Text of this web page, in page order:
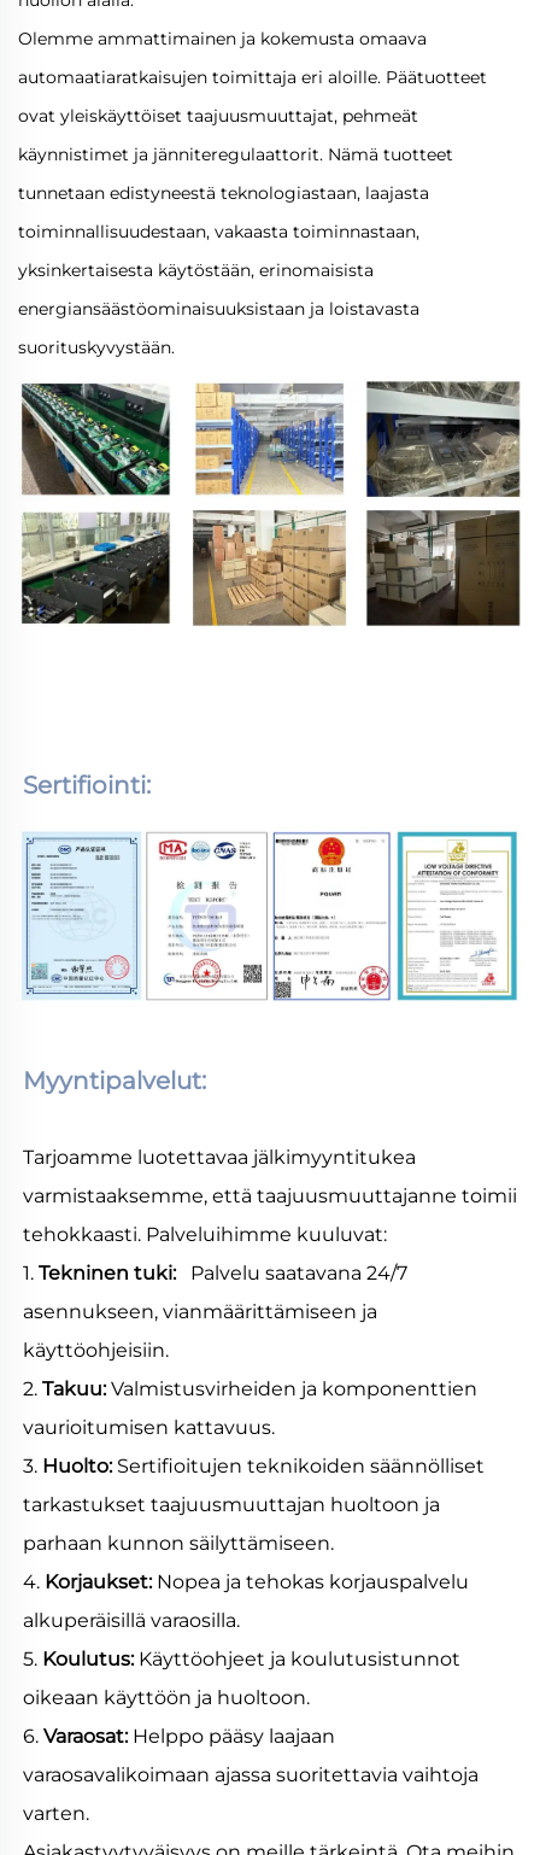
Olemme ammattimainen ja kokemusta omaava
automaatiaratkaisujen toimittaja eri aloille. Päätuotteet
ovat yleiskäyttöiset taajuusmuuttajat, pehmeät
käynnistimet ja jänniteregulaattorit. Nämä tuotteet
tunnetaan edistyneestä teknologiastaan, laajasta
toiminnallisuudestaan, vakaasta toiminnastaan,
yksinkertaisesta käytöstään, erinomaisista
energiansäästöominaisuuksistaan ja loistavasta
suorituskyvystään.
Sertifiointi:
Myyntipalvelut:
Tarjoamme luotettavaa jälkimyyntitukea
varmistaaksemme, että taajuusmuuttajanne toimii
tehokkaasti. Palveluihimme kuuluvat:
1. Tekninen tuki: Palvelu saatavana 24/7
asennukseen, vianmäärittämiseen ja
käyttöohjeisiin.
2. Takuu: Valmistusvirheiden ja komponenttien
vaurioitumisen kattavuus.
3. Huolto: Sertifioitujen teknikoiden säännölliset
tarkastukset taajuusmuuttajan huoltoon ja
parhaan kunnon säilyttämiseen.
4. Korjaukset: Nopea ja tehokas korjauspalvelu
alkuperäisillä varaosilla.
5. Koulutus: Käyttöohjeet ja koulutusistunnot
oikeaan käyttöön ja huoltoon.
6. Varaosat: Helppo pääsy laajaan
varaosavalikoimaan ajassa suoritettavia vaihtoja
varten.